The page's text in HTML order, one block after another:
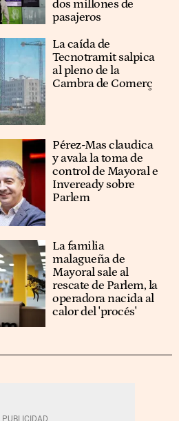
dos millones de
pasajeros
La caída de
Tecnotramit salpica
al pleno de la
Cambra de Comerç
Pérez-Mas claudica
y avala la toma de
control de Mayoral e
Inveready sobre
Parlem
La familia
malagueña de
Mayoral sale al
rescate de Parlem, la
operadora nacida al
calor del 'procés'